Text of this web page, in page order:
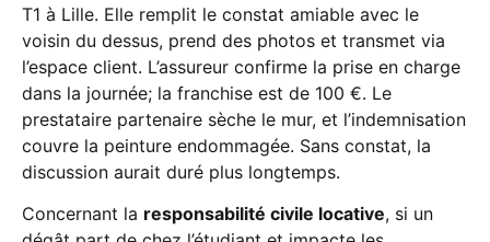
T1 à Lille. Elle remplit le constat amiable avec le
voisin du dessus, prend des photos et transmet via
l’espace client. L’assureur confirme la prise en charge
dans la journée; la franchise est de 100 €. Le
prestataire partenaire sèche le mur, et l’indemnisation
couvre la peinture endommagée. Sans constat, la
discussion aurait duré plus longtemps.
Concernant la responsabilité civile locative, si un